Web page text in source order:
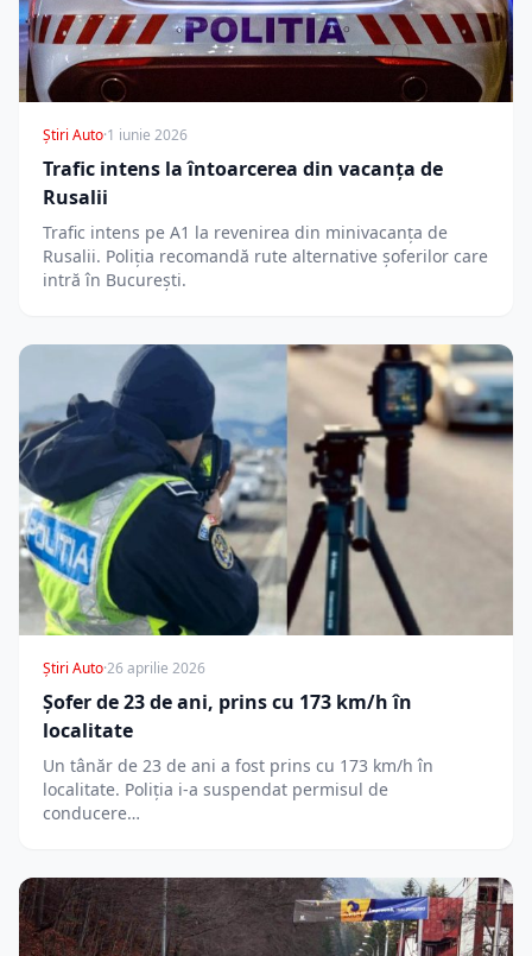
Știri Auto·1 iunie 2026
Trafic intens la întoarcerea din vacanța de
Rusalii
Trafic intens pe A1 la revenirea din minivacanța de
Rusalii. Poliția recomandă rute alternative șoferilor care
intră în București.
Știri Auto·26 aprilie 2026
Șofer de 23 de ani, prins cu 173 km/h în
localitate
Un tânăr de 23 de ani a fost prins cu 173 km/h în
localitate. Poliția i-a suspendat permisul de
conducere…